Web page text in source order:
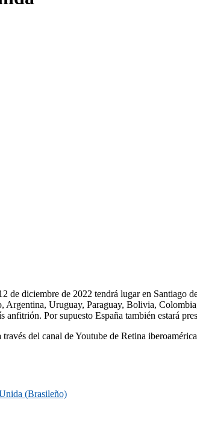
de diciembre de 2022 tendrá lugar en Santiago
Uruguay, Paraguay, Bolivia,
Por supuesto España también estará
del canal de Youtube de Retina
(Brasileño)